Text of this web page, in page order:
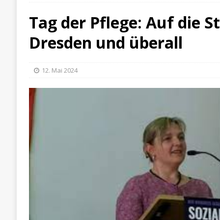
[ 6. August 2026 ]
Enorme Solidarität für
Tag der Pflege: Auf die
Dresden und überall
12. Mai 2024